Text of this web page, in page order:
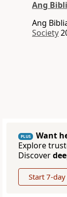
Ang
Ang
Society
PLUS
Want
Explore
Discover
Start 7-